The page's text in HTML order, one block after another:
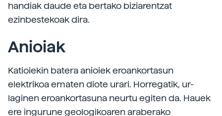
handiak daude eta bertako biziarentzat
ezinbestekoak dira.
Anioiak
Katioiekin batera anioiek eroankortasun
elektrikoa ematen diote urari. Horregatik, ur-
laginen eroankortasuna neurtu egiten da. Hauek
ere ingurune geologikoaren araberako